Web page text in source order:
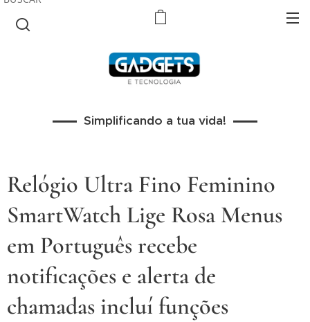
Simplificando a tua vida!
Relógio Ultra Fino Feminino
SmartWatch Lige Rosa Menus
em Português recebe
notificações e alerta de
chamadas incluí funções